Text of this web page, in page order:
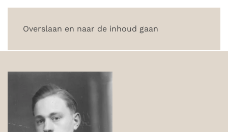
Overslaan en naar de inhoud gaan